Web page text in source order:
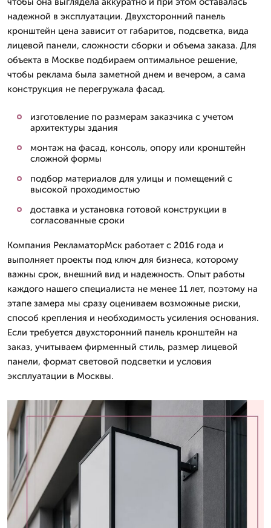
надежной в эксплуатации. Двухсторонний панель
кронштейн цена зависит от габаритов, подсветка, вида
лицевой панели, сложности сборки и объема заказа. Для
объекта в Москве подбираем оптимальное решение,
чтобы реклама была заметной днем и вечером, а сама
конструкция не перегружала фасад.
изготовление по размерам заказчика с учетом
архитектуры здания
монтаж на фасад, консоль, опору или кронштейн
сложной формы
подбор материалов для улицы и помещений с
высокой проходимостью
доставка и установка готовой конструкции в
согласованные сроки
Компания РекламаторМск работает с 2016 года и
выполняет проекты под ключ для бизнеса, которому
важны срок, внешний вид и надежность. Опыт работы
каждого нашего специалиста не менее 11 лет, поэтому на
этапе замера мы сразу оцениваем возможные риски,
способ крепления и необходимость усиления основания.
Если требуется двухсторонний панель кронштейн на
заказ, учитываем фирменный стиль, размер лицевой
панели, формат световой подсветки и условия
эксплуатации в Москвы.